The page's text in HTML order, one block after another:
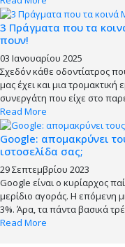
3 Πράγματα που τα
πουν!
03 Ιανουαρίου 2025
Σχεδόν κάθε οδοντίατρος
μας έχει και μια
συνεργάτη που είχε στο
Read More
Google: απομακρύνει
ιστοσελίδα σας;
29 Σεπτεμβρίου 2023
Google είναι ο κυρίαρχος
μερίδιο αγοράς. Η επόμενη
3%. Άρα, τα πάντα βασικά
Read More